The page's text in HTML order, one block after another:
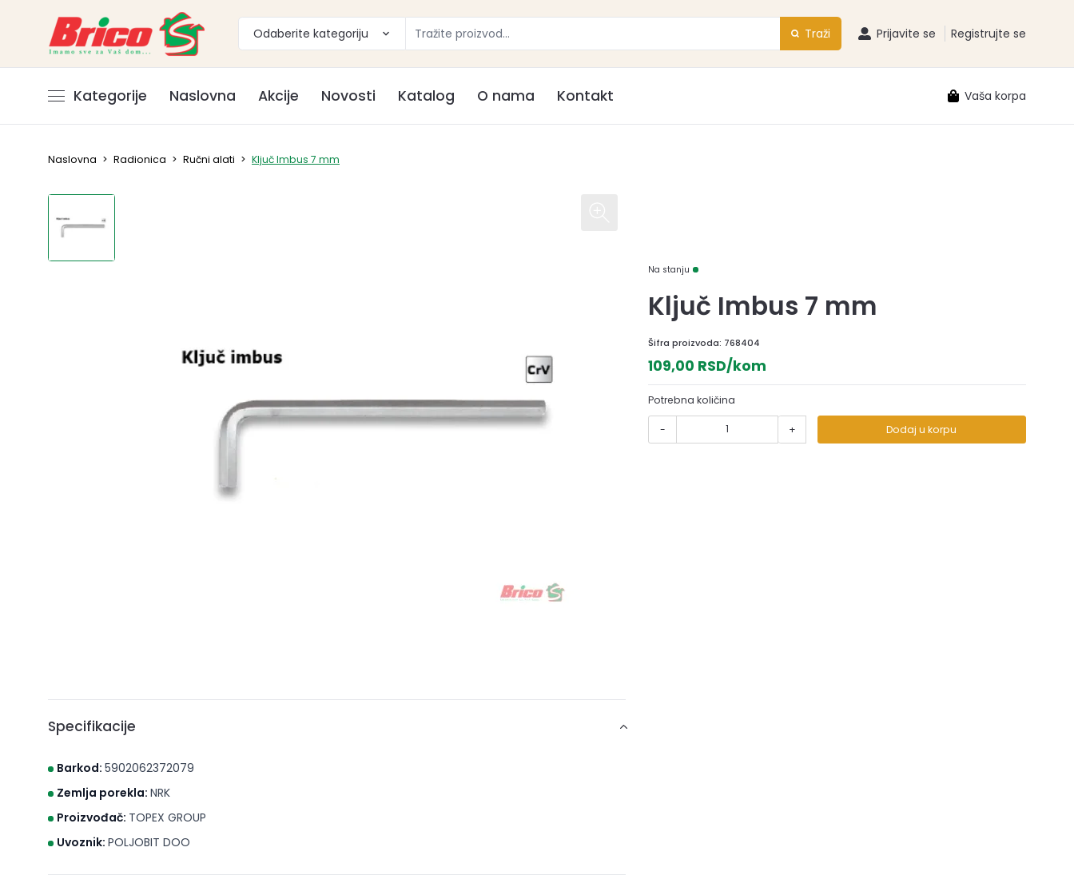
Odaberite kategoriju Traži Prijavite se Registrujte se
Kategorije Naslovna Akcije Novosti Katalog O nama Kontakt Vaša korpa
Naslovna > Radionica > Ručni alati > Ključ Imbus 7 mm
Specifikacije
Barkod: 5902062372079
Zemlja porekla: NRK
Proizvođač: TOPEX GROUP
Uvoznik: POLJOBIT DOO
Na stanju
Ključ Imbus 7 mm
Šifra proizvoda: 768404
109,00 RSD/kom
Potrebna količina
- + Dodaj u korpu